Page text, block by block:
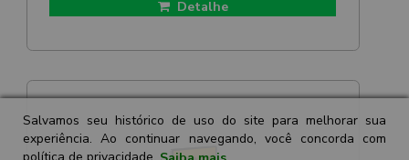
Detalhe
Salvamos seu histórico de uso do site para melhorar sua
experiência. Ao continuar navegando, você concorda com